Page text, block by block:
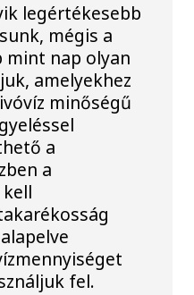
legértékesebb
mégis a
mint nap olyan
amelyekhez
minőségű
a
a
fel.